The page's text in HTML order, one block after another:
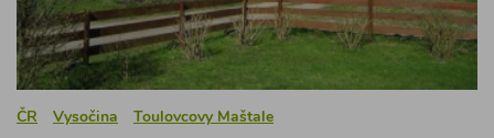
ČR Vysočina Toulovcovy Maštale